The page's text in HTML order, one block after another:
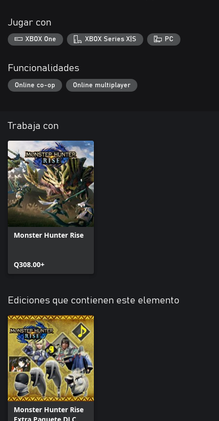
Jugar con
XBOX One XBOX Series X|S PC
Funcionalidades
Online co-op Online multiplayer
Trabaja con
Monster Hunter Rise
Q308.00+
Ediciones que contienen este elemento
Monster Hunter Rise